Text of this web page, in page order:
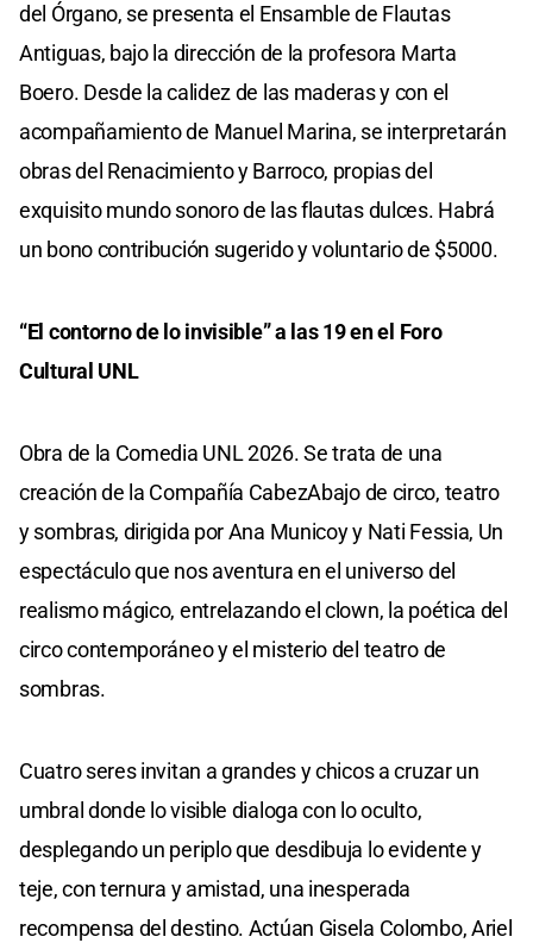
del Órgano, se presenta el Ensamble de Flautas
Antiguas, bajo la dirección de la profesora Marta
Boero. Desde la calidez de las maderas y con el
acompañamiento de Manuel Marina, se interpretarán
obras del Renacimiento y Barroco, propias del
exquisito mundo sonoro de las flautas dulces. Habrá
un bono contribución sugerido y voluntario de $5000.
“El contorno de lo invisible” a las 19 en el Foro
Cultural UNL
Obra de la Comedia UNL 2026. Se trata de una
creación de la Compañía CabezAbajo de circo, teatro
y sombras, dirigida por Ana Municoy y Nati Fessia, Un
espectáculo que nos aventura en el universo del
realismo mágico, entrelazando el clown, la poética del
circo contemporáneo y el misterio del teatro de
sombras.
Cuatro seres invitan a grandes y chicos a cruzar un
umbral donde lo visible dialoga con lo oculto,
desplegando un periplo que desdibuja lo evidente y
teje, con ternura y amistad, una inesperada
recompensa del destino. Actúan Gisela Colombo, Ariel